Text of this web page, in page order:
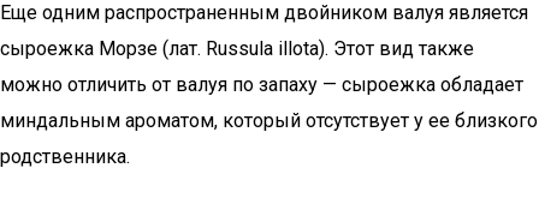
Еще одним распространенным двойником валуя является
сыроежка Морзе (лат. Russula illota). Этот вид также
можно отличить от валуя по запаху — сыроежка обладает
миндальным ароматом, который отсутствует у ее близкого
родственника.